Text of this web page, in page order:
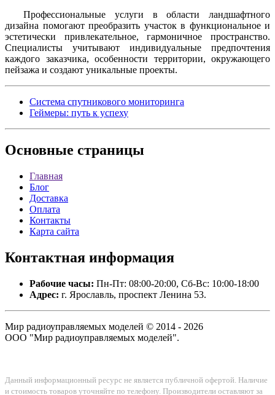
Профессиональные услуги в области ландшафтного
дизайна помогают преобразить участок в функциональное и
эстетически привлекательное, гармоничное пространство.
Специалисты учитывают индивидуальные предпочтения
каждого заказчика, особенности территории, окружающего
пейзажа и создают уникальные проекты.
Система спутникового мониторинга
Геймеры: путь к успеху
Основные страницы
Главная
Блог
Доставка
Оплата
Контакты
Карта сайта
Контактная информация
Рабочие часы: Пн-Пт: 08:00-20:00, Сб-Вс: 10:00-18:00
Адрес: г. Ярославль, проспект Ленина 53.
Мир радиоуправляемых моделей © 2014 - 2026
ООО "Мир радиоуправляемых моделей".
Данный информационный ресурс не является публичной офертой. Наличие
и стоимость товаров уточняйте по телефону. Производители оставляют за